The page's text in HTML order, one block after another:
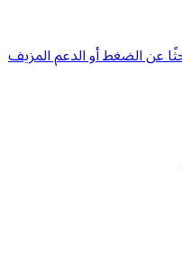
عن الضغط أو الدعم المزيف